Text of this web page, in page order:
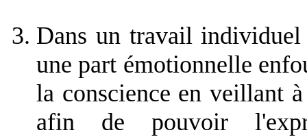
Dans un travail
une part émotionnelle
la conscience en veillant
afin de pouvoir